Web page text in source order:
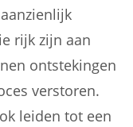
rijk zijn aan
ontstekingen
verstoren.
leiden tot een